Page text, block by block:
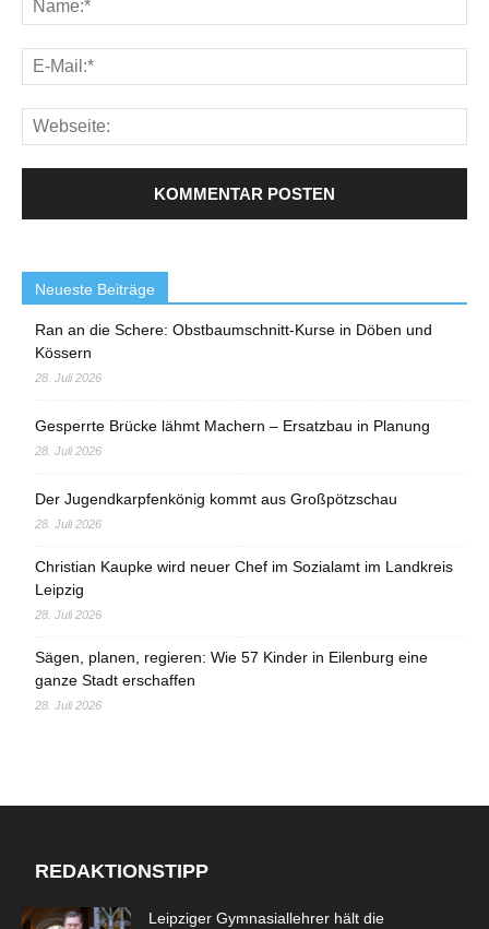
Neueste Beiträge
Ran an die Schere: Obstbaumschnitt-Kurse in Döben und
Kössern
28. Juli 2026
Gesperrte Brücke lähmt Machern – Ersatzbau in Planung
28. Juli 2026
Der Jugendkarpfenkönig kommt aus Großpötzschau
28. Juli 2026
Christian Kaupke wird neuer Chef im Sozialamt im Landkreis
Leipzig
28. Juli 2026
Sägen, planen, regieren: Wie 57 Kinder in Eilenburg eine
ganze Stadt erschaffen
28. Juli 2026
REDAKTIONSTIPP
Leipziger Gymnasiallehrer hält die